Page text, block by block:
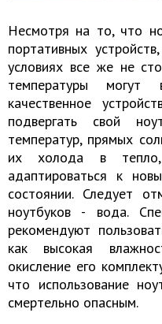
Несмотря на то, что
портативных
условиях все же не
температуры
качественное
подвергать свой
температур, прямых
их холода в
адаптироваться к
состоянии. Следует
ноутбуков - вода.
рекомендуют
как высокая
окисление его
что использование
смертельно опасным.